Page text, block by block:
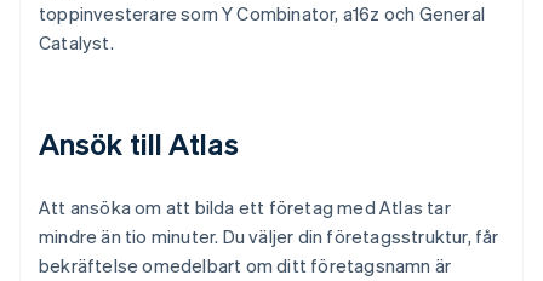
toppinvesterare som Y Combinator, a16z och General
Catalyst.
Ansök till Atlas
Att ansöka om att bilda ett företag med Atlas tar
mindre än tio minuter. Du väljer din företagsstruktur, får
bekräftelse omedelbart om ditt företagsnamn är